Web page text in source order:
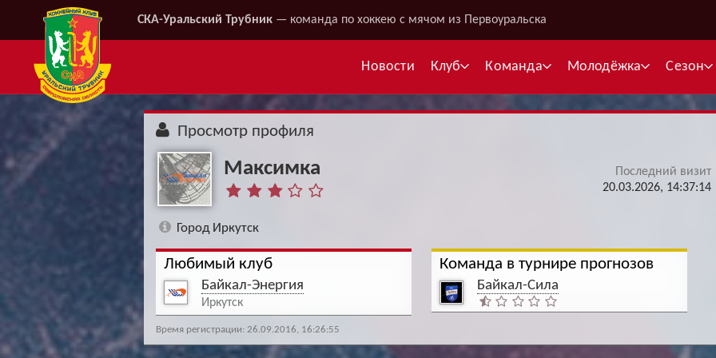
СКА-Уральский Трубник — команда по хоккею с мячом из Первоуральска
Новости Клуб Команда
Межсезонье
Суперлига
Telegram
Молодёжка
Межсезонье
Сезон
Просмотр профиля
Максимка
Последний визит
20.03.2026, 14:37:14
Город Иркутск
Любимый клуб
Байкал-Энергия
Иркутск
Команда в турнире прогнозов
Байкал-Сила
Время регистрации: 26.09.2016, 16:26:55